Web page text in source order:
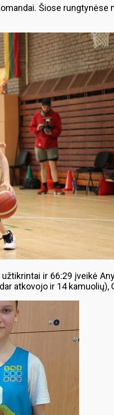
Šiose
ir 66:29 įveikė
atkovojo ir 14 kamuolių),